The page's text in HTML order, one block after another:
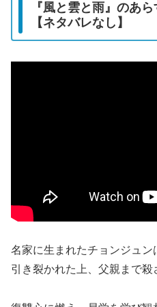
『風と雲と雨』のあ
【ネタバレなし】
名家に生まれたチョンジュ
引き裂かれた上、父親まで殺